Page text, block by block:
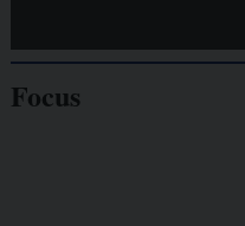
Focus